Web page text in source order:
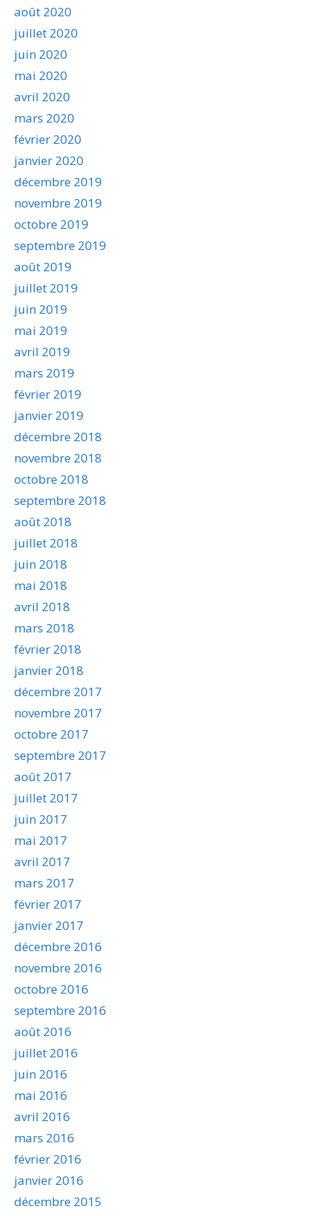
août 2020
juillet 2020
juin 2020
mai 2020
avril 2020
mars 2020
février 2020
janvier 2020
décembre 2019
novembre 2019
octobre 2019
septembre 2019
août 2019
juillet 2019
juin 2019
mai 2019
avril 2019
mars 2019
février 2019
janvier 2019
décembre 2018
novembre 2018
octobre 2018
septembre 2018
août 2018
juillet 2018
juin 2018
mai 2018
avril 2018
mars 2018
février 2018
janvier 2018
décembre 2017
novembre 2017
octobre 2017
septembre 2017
août 2017
juillet 2017
juin 2017
mai 2017
avril 2017
mars 2017
février 2017
janvier 2017
décembre 2016
novembre 2016
octobre 2016
septembre 2016
août 2016
juillet 2016
juin 2016
mai 2016
avril 2016
mars 2016
février 2016
janvier 2016
décembre 2015